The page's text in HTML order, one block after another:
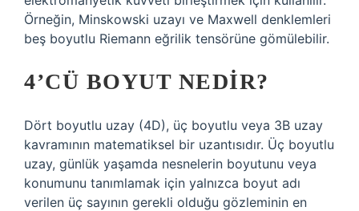
Örneğin, Minskowski uzayı ve Maxwell denklemleri
beş boyutlu Riemann eğrilik tensörüne gömülebilir.
4’CÜ BOYUT NEDIR?
Dört boyutlu uzay (4D), üç boyutlu veya 3B uzay
kavramının matematiksel bir uzantısıdır. Üç boyutlu
uzay, günlük yaşamda nesnelerin boyutunu veya
konumunu tanımlamak için yalnızca boyut adı
verilen üç sayının gerekli olduğu gözleminin en